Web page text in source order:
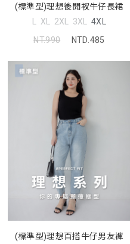
(標準型)理想後開衩牛仔長裙
L XL 2XL 3XL 4XL
NT.990
NTD.485
(標準型)理想百搭牛仔男友褲